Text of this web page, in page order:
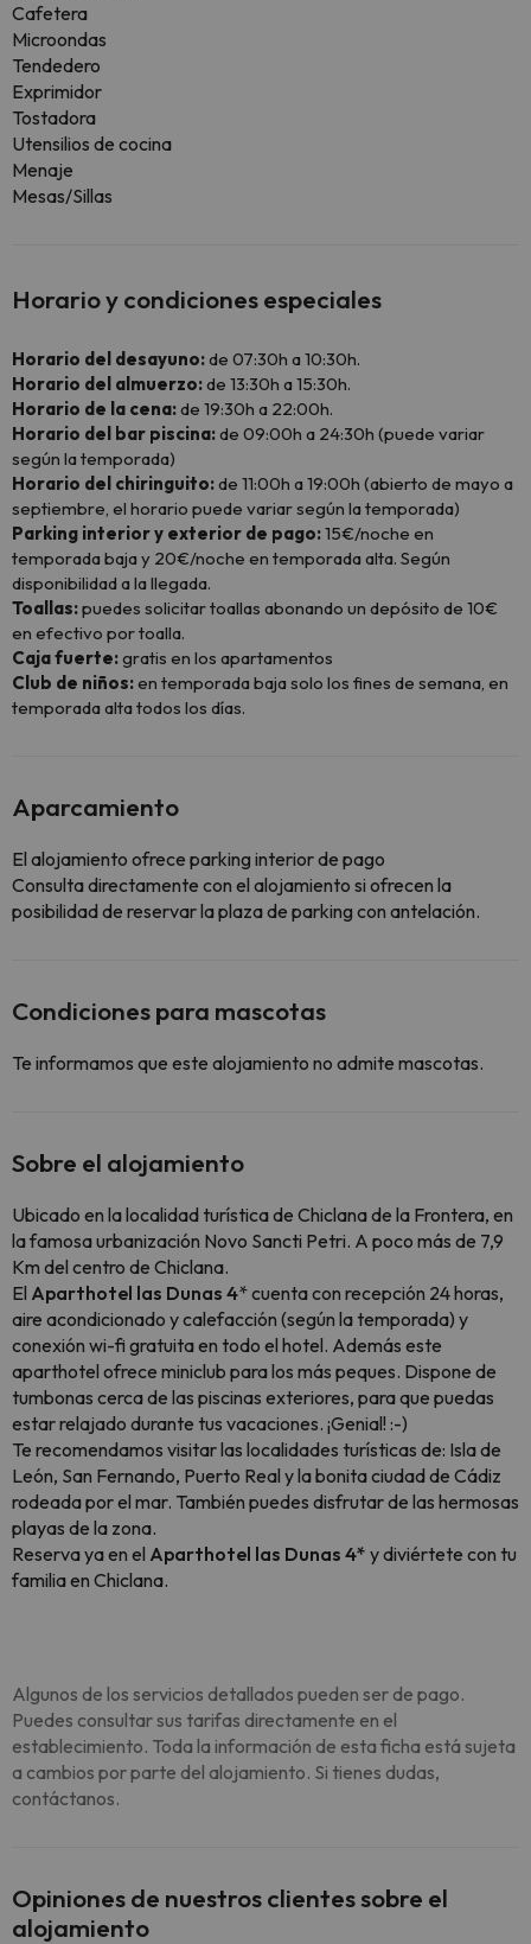
Cafetera
Microondas
Tendedero
Exprimidor
Tostadora
Utensilios de cocina
Menaje
Mesas/Sillas
Horario y condiciones especiales
Horario del desayuno:de 07:30h a 10:30h.
Horario del almuerzo:de 13:30h a 15:30h.
Horario de la cena:de 19:30h a 22:00h.
Horario del bar piscina:de 09:00h a 24:30h (puede variar
según la temporada)
Horario del chiringuito:de 11:00h a 19:00h (abierto de mayo a
septiembre, el horario puede variar según la temporada)
Parking interior y exterior de pago:15€/noche en
temporada baja y 20€/noche en temporada alta. Según
disponibilidad a la llegada.
Toallas:puedes solicitar toallas abonando un depósito de 10€
en efectivo por toalla.
Caja fuerte:gratis en los apartamentos
Club de niños:en temporada baja solo los fines de semana, en
temporada alta todos los días.
Aparcamiento
El alojamiento ofrece parking interior de pago
Consulta directamente con el alojamiento si ofrecen la
posibilidad de reservar la plaza de parking con antelación.
Condiciones para mascotas
Te informamos que este alojamiento no admite mascotas.
Sobre el alojamiento
Ubicado en la localidad turística de Chiclana de la Frontera, en
la famosa urbanización Novo Sancti Petri. A poco más de 7,9
Km del centro de Chiclana.
El Aparthotel las Dunas 4* cuenta con recepción 24 horas,
aire acondicionado y calefacción (según la temporada) y
conexión wi-fi gratuita en todo el hotel. Además este
aparthotel ofrece miniclub para los más peques. Dispone de
tumbonas cerca de las piscinas exteriores, para que puedas
estar relajado durante tus vacaciones. ¡Genial! :-)
Te recomendamos visitar las localidades turísticas de: Isla de
León, San Fernando, Puerto Real y la bonita ciudad de Cádiz
rodeada por el mar. También puedes disfrutar de las hermosas
playas de la zona.
Reserva ya en el Aparthotel las Dunas 4* y diviértete con tu
familia en Chiclana.
Algunos de los servicios detallados pueden ser de pago.
Puedes consultar sus tarifas directamente en el
establecimiento. Toda la información de esta ficha está sujeta
a cambios por parte del alojamiento. Si tienes dudas,
contáctanos.
Opiniones de nuestros clientes sobre el
alojamiento